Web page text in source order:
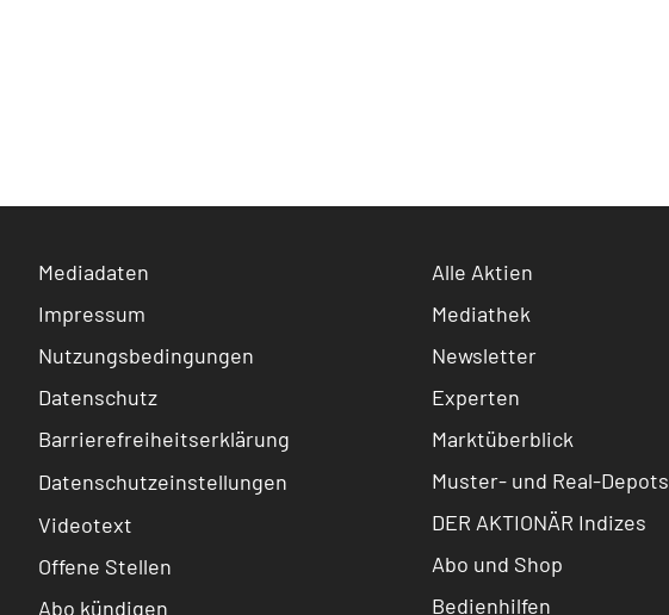
Mediadaten
Impressum
Nutzungsbedingungen
Datenschutz
Barrierefreiheitserklärung
Datenschutzeinstellungen
Videotext
Offene Stellen
Abo kündigen
Alle Aktien
Mediathek
Newsletter
Experten
Marktüberblick
Muster- und Real-Depots
DER AKTIONÄR Indizes
Abo und Shop
Bedienhilfen